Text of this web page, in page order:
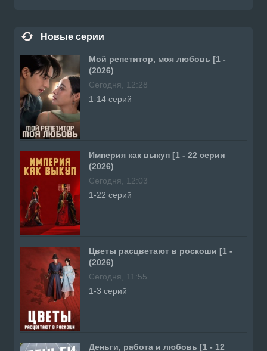
Новые серии
Мой репетитор, моя любовь [1 -
(2026)
Сегодня, 12:28
1-14 серий
Империя как выкуп [1 - 22 серии
(2026)
Сегодня, 12:03
1-22 серий
Цветы расцветают в роскоши [1 -
(2026)
Сегодня, 11:55
1-3 серий
Деньги, работа и любовь [1 - 12